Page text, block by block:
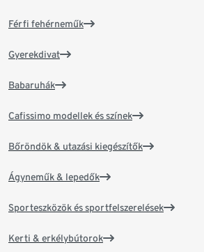
Férfi fehérneműk
Gyerekdivat
Babaruhák
Cafissimo modellek és színek
Bőröndök & utazási kiegészítők
Ágyneműk & lepedők
Sporteszközök és sportfelszerelések
Kerti & erkélybútorok